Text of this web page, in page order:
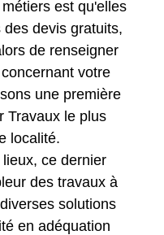
est qu'elles
devis gratuits,
de renseigner
votre
une première
Travaux le plus
localité.
ce dernier
des travaux à
solutions
en adéquation